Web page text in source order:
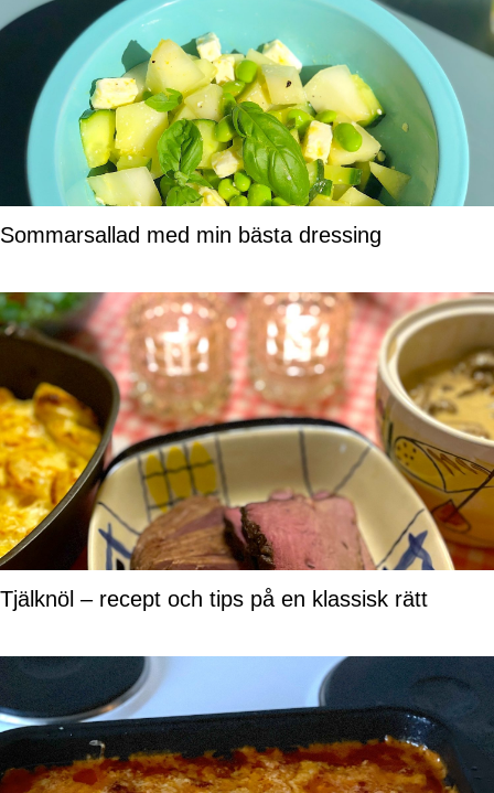
Sommarsallad med min bästa dressing
Tjälknöl – recept och tips på en klassisk rätt